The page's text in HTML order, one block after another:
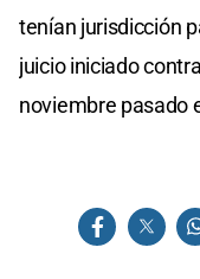
tenían jurisdicción
juicio iniciado
noviembre pasado